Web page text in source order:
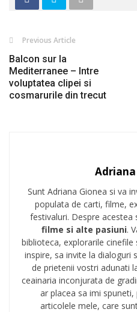
Previous Article
Balcon sur la
Mediterranee – Intre
voluptatea clipei si
cosmarurile din trecut
Sunt Adriana Gionea si va
populata de carti, filme,
festivaluri. Despre acestea
filme si alte pasiuni.
biblioteca, explorarile
inspire, sa invite la dialoguri
de prietenii vostri adunati
ceainaria inconjurata de
ar placea sa imi
articolele mele, care